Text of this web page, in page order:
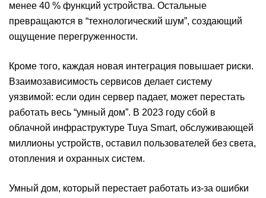
менее 40 % функций устройства. Остальные
превращаются в “технологический шум”, создающий
ощущение перегруженности.
Кроме того, каждая новая интеграция повышает риски.
Взаимозависимость сервисов делает систему
уязвимой: если один сервер падает, может перестать
работать весь “умный дом”. В 2023 году сбой в
облачной инфраструктуре Tuya Smart, обслуживающей
миллионы устройств, оставил пользователей без света,
отопления и охранных систем.
Умный дом, который перестает работать из-за ошибки